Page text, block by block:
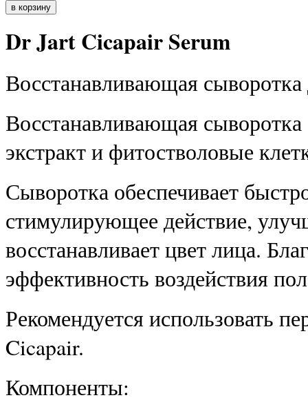
Dr Jart Cicapair Serum
Восстанавливающая
Восстанавливающая
экстракт и фитостволовые
Сыворотка обеспечивает
стимулирующее действие,
восстанавливает цвет лица.
эффективность воздействия
Рекомендуется использовать
Cicapair.
Компоненты: